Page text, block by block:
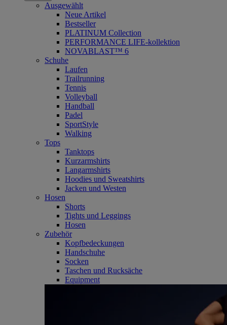
Ausgewählt
Neue Artikel
Bestseller
PLATINUM Collection
PERFORMANCE LIFE-kollektion
NOVABLAST™ 6
Schuhe
Laufen
Trailrunning
Tennis
Volleyball
Handball
Padel
SportStyle
Walking
Tops
Tanktops
Kurzarmshirts
Langarmshirts
Hoodies und Sweatshirts
Jacken und Westen
Hosen
Shorts
Tights und Leggings
Hosen
Zubehör
Kopfbedeckungen
Handschuhe
Socken
Taschen und Rucksäche
Equipment